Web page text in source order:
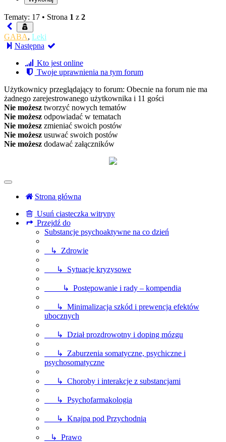
Tematy: 17 • Strona 1 z 2
GABA, Leki
Następna
Kto jest online
Twoje uprawnienia na tym forum
Użytkownicy przeglądający to forum: Obecnie na forum nie ma
żadnego zarejestrowanego użytkownika i 11 gości
Nie możesz tworzyć nowych tematów
Nie możesz odpowiadać w tematach
Nie możesz zmieniać swoich postów
Nie możesz usuwać swoich postów
Nie możesz dodawać załączników
Strona główna
Usuń ciasteczka witryny
Przejdź do
Substancje psychoaktywne na co dzień
↳ Zdrowie
↳ Sytuacje kryzysowe
↳ Postępowanie i rady – kompendia
↳ Minimalizacja szkód i prewencja efektów
ubocznych
↳ Dział prozdrowotny i doping mózgu
↳ Zaburzenia somatyczne, psychiczne i
psychosomatyczne
↳ Choroby i interakcje z substancjami
↳ Psychofarmakologia
↳ Knajpa pod Przychodnią
↳ Prawo